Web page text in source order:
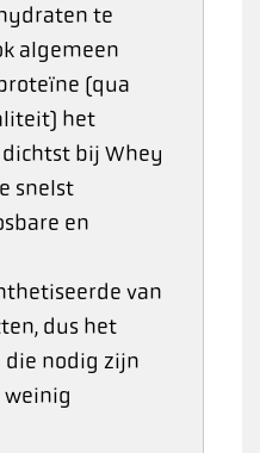
te
algemeen
(qua
het
bij Whey
snelst
en
van
dus het
die nodig zijn
weinig